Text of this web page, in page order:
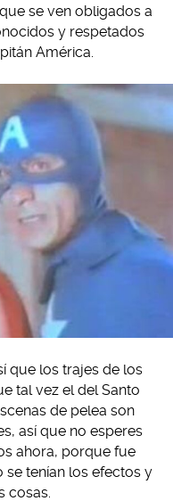
se ven obligados a
y respetados
América.
que los trajes de los
tal vez el del Santo
de pelea son
así que no esperes
ahora, porque fue
se tenían los efectos y
cosas.